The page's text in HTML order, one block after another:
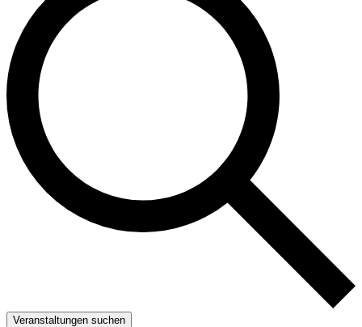
Veranstaltungen suchen